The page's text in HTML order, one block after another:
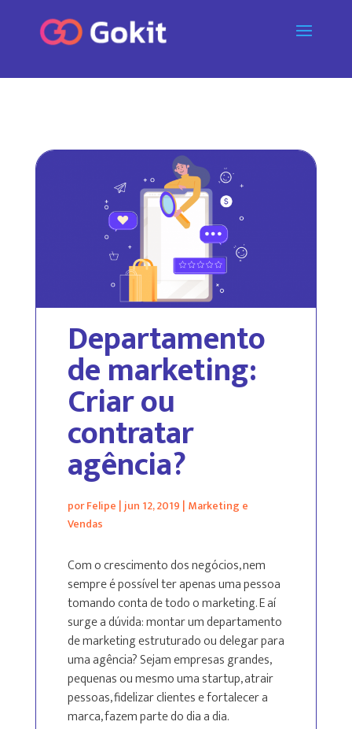
Departamento
de marketing:
Criar ou
contratar
agência?
porFelipe |jun 12, 2019 | Marketing e
Vendas
Com o crescimento dos negócios, nem
sempre é possível ter apenas uma pessoa
tomando conta de todo o marketing. E aí
surge a dúvida: montar um departamento
de marketing estruturado ou delegar para
uma agência? Sejam empresas grandes,
pequenas ou mesmo uma startup, atrair
pessoas, fidelizar clientes e fortalecer a
marca, fazem parte do dia a dia.